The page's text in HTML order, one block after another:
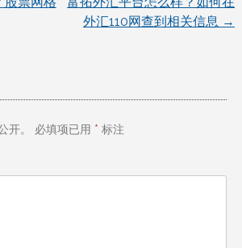
外汇110网查到相关信息 →
开。 必填项已用 * 标注